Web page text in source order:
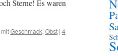
Sterne! Es waren
Geschmack, Obst | 4